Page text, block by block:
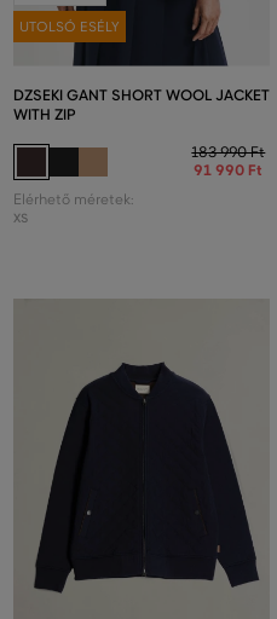
UTOLSÓ ESÉLY
DZSEKI GANT SHORT WOOL JACKET
WITH ZIP
183 990 Ft
91 990 Ft
Elérhető méretek:
XS